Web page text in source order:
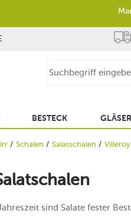
BESTECK GLÄSER
Schalen Salatschalen
sind Salate fester